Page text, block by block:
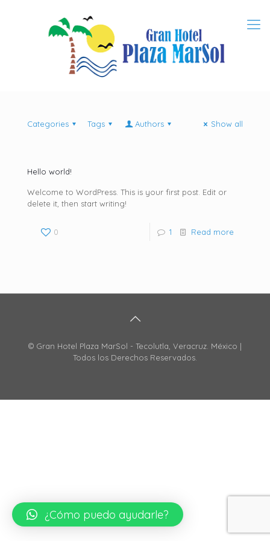
Categories Tags Authors Show all
Hello world!
Welcome to WordPress. This is your first post. Edit or
delete it, then start writing!
0 1 Read more
© Gran Hotel Plaza MarSol - Tecolutla, Veracruz. México |
Todos los Derechos Reservados.
¿Cómo puedo ayudarle?